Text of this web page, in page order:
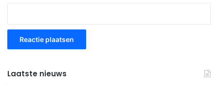
Laatste nieuws